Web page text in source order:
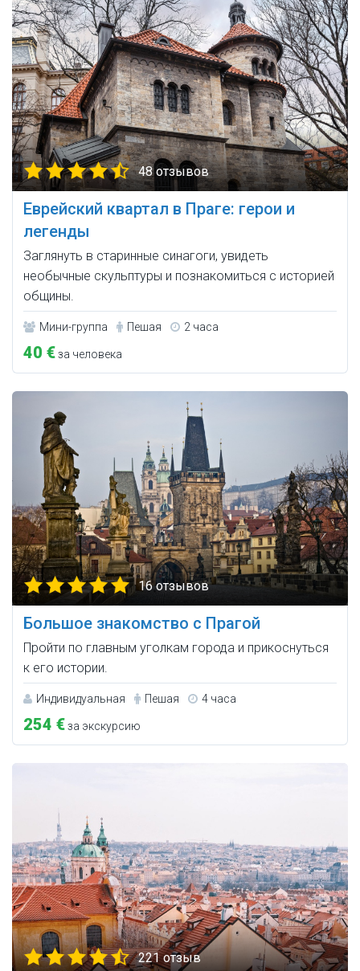
48 отзывов
Еврейский квартал в Праге: герои и
легенды
Заглянуть в старинные синагоги, увидеть
необычные скульптуры и познакомиться с историей
общины.
Мини-группа Пешая 2 часа
40 €за человека
16 отзывов
Большое знакомство с Прагой
Пройти по главным уголкам города и прикоснуться
к его истории.
Индивидуальная Пешая 4 часа
254 €за экскурсию
221 отзыв